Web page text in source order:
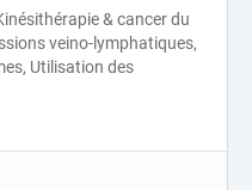
& cancer du
veino-lymphatiques,
Utilisation des